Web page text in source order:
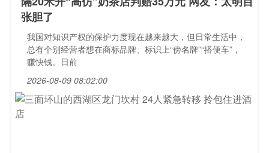
张胆了
我国对知识产权的保护力度现在越来越大，但日常生活中，
总有个别经营者想在商标品牌、标识上“傍名牌”“搭便车”，
赚快钱。日前
2026-08-09 08:02:00